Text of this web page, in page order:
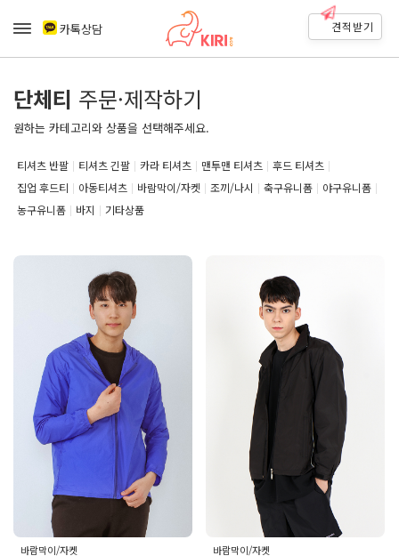
카톡상담 견적받기
단체티 주문·제작하기
원하는 카테고리와 상품을 선택해주세요.
티셔츠 반팔 티셔츠 긴팔 카라 티셔츠 맨투맨 티셔츠
후드 티셔츠
집업 후드티
아동티셔츠 바람막이/자켓 조끼/나시 축구유니폼
야구유니폼
농구유니폼
바지 기타상품
바람막이/자켓 바람막이/자켓